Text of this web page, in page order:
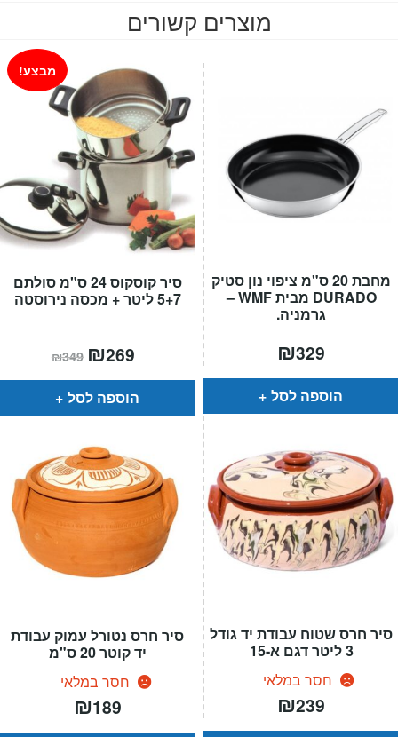
מוצרים קשורים
סיר קוסקוס 24 ס"מ סולתם
5+7 ליטר + מכסה נירוסטה
מבצע!
₪349 המחיר
המקורי
היה:
₪349.
₪269
הוא:
הוספה לסל
מחבת 20 ס"מ ציפוי נון סטיק
DURADO מבית WMF –
גרמניה.
₪329
הוספה לסל
סיר חרס נטורל עמוק עבודת
יד קוטר 20 ס"מ
חסר במלאי
₪189
סיר חרס שטוח עבודת יד גודל
3 ליטר דגם א-15
חסר במלאי
₪239